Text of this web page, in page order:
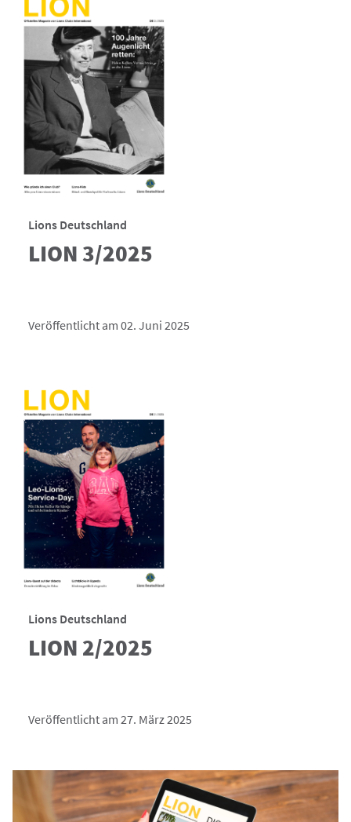
Lions Deutschland
LION 3/2025
Veröffentlicht am 02. Juni 2025
Lions Deutschland
LION 2/2025
Veröffentlicht am 27. März 2025